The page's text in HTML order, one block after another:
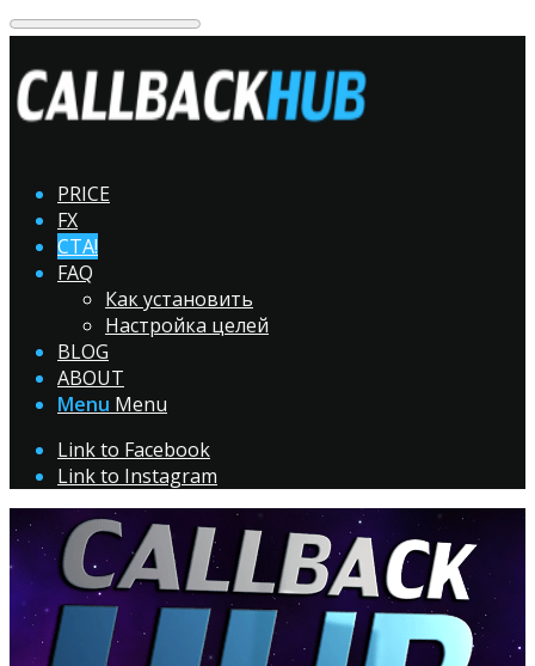
PRICE
FX
CTA!
FAQ
Как установить
Настройка целей
BLOG
ABOUT
Menu Menu
Link to Facebook
Link to Instagram